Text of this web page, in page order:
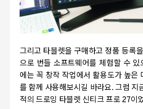
그리고 타블렛을 구매하고 정품 등록
으로 번들 소프트웨어를 체험할 수 있
에는 꼭 창작 작업에서 활용도가 높은
를 함께 사용해보시길 바라요. 그럼 지
적의 드로잉 타블렛 신티크 프로 27이